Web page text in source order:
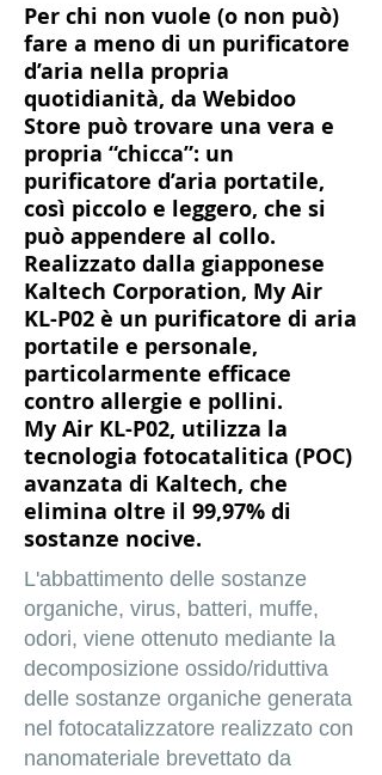
Per chi non vuole (o non può)
fare a meno di un purificatore
d’aria nella propria
quotidianità, da Webidoo
Store può trovare una vera e
propria “chicca”: un
purificatore d’aria portatile,
così piccolo e leggero, che si
può appendere al collo.
Realizzato dalla giapponese
Kaltech Corporation, My Air
KL-P02 è un purificatore di aria
portatile e personale,
particolarmente efficace
contro allergie e pollini.
My Air KL-P02, utilizza la
tecnologia fotocatalitica (POC)
avanzata di Kaltech, che
elimina oltre il 99,97% di
sostanze nocive.
L'abbattimento delle sostanze
organiche, virus, batteri, muffe,
odori, viene ottenuto mediante la
decomposizione ossido/riduttiva
delle sostanze organiche generata
nel fotocatalizzatore realizzato con
nanomateriale brevettato da